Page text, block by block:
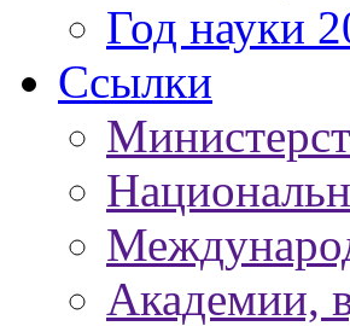
Год науки
Ссылки
Академии,